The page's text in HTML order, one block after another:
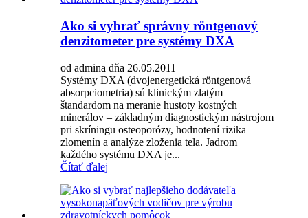
Ako si vybrať správny röntgenový
denzitometer pre systémy DXA
od admina dňa 26.05.2011
Systémy DXA (dvojenergetická röntgenová
absorpciometria) sú klinickým zlatým
štandardom na meranie hustoty kostných
minerálov – základným diagnostickým nástrojom
pri skríningu osteoporózy, hodnotení rizika
zlomenín a analýze zloženia tela. Jadrom
každého systému DXA je...
Čítať ďalej